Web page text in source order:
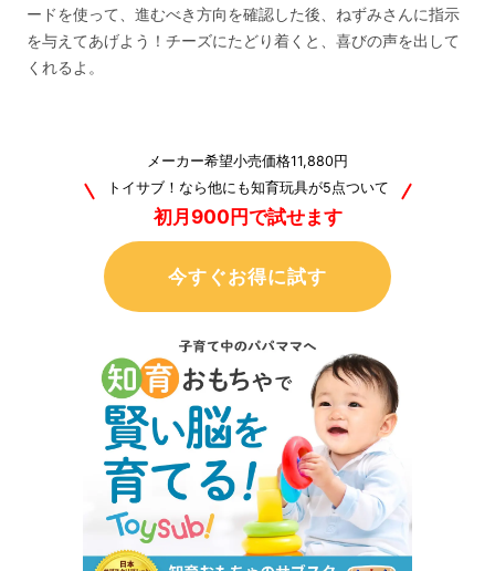
ードを使って、進むべき方向を確認した後、ねずみさんに指示
を与えてあげよう！チーズにたどり着くと、喜びの声を出して
くれるよ。
メーカー希望小売価格11,880円
トイサブ！なら他にも知育玩具が5点ついて
初月900円で試せます
今すぐお得に試す